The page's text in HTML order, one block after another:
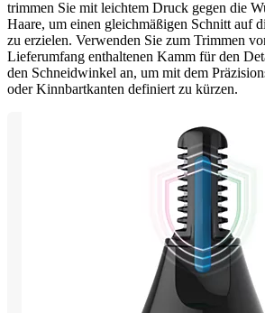
trimmen Sie mit leichtem Druck gegen die
Haare, um einen gleichmäßigen Schnitt auf
zu erzielen. Verwenden Sie zum Trimmen
Lieferumfang enthaltenen Kamm für den
den Schneidwinkel an, um mit dem
oder Kinnbartkanten definiert zu kürzen.